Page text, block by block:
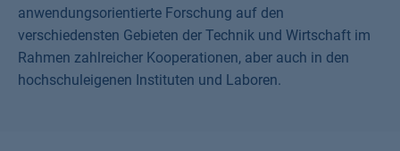
anwendungsorientierte Forschung auf den
verschiedensten Gebieten der Technik und Wirtschaft im
Rahmen zahlreicher Kooperationen, aber auch in den
hochschuleigenen Instituten und Laboren.